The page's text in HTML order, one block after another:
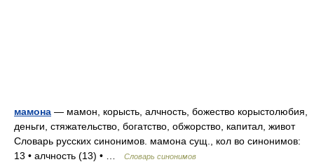
мамона — мамон, корысть, алчность, божество корыстолюбия,
деньги, стяжательство, богатство, обжорство, капитал, живот
Словарь русских синонимов. мамона сущ., кол во синонимов:
13 • алчность (13) • …
Словарь синонимов